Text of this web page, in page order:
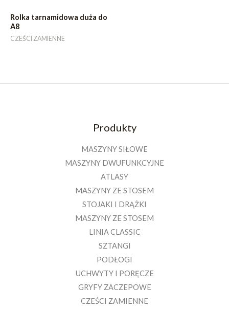
Rolka tarnamidowa duża do
A8
CZEŚCI ZAMIENNE
Produkty
MASZYNY SIŁOWE
MASZYNY DWUFUNKCYJNE
ATLASY
MASZYNY ZE STOSEM
STOJAKI I DRĄŻKI
MASZYNY ZE STOSEM
LINIA CLASSIC
SZTANGI
PODŁOGI
UCHWYTY I PORĘCZE
GRYFY ZACZEPOWE
CZEŚCI ZAMIENNE